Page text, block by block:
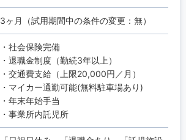
3ヶ月（試用期間中の条件の変更：無）
・社会保険完備
・退職金制度（勤続3年以上）
・交通費支給（上限20,000円／月）
・マイカー通勤可能(無料駐車場あり)
・年末年始手当
・事業所内託児所